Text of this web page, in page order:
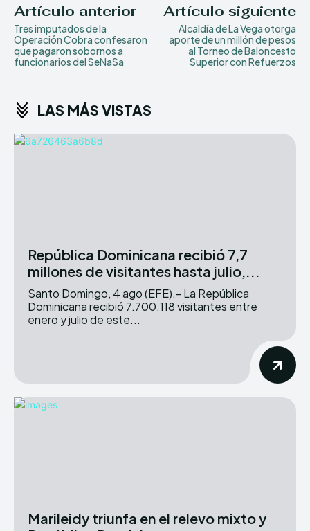
Artículo anterior
Tres imputados de la
Operación Cobra confesaron
que pagaron sobornos a
funcionarios del SeNaSa
Artículo siguiente
Alcaldía de La Vega otorga
aporte de un millón de pesos
al Torneo de Baloncesto
Superior con Refuerzos
LAS MÁS VISTAS
República Dominicana recibió 7,7
millones de visitantes hasta julio,...
Santo Domingo, 4 ago (EFE).- La República
Dominicana recibió 7.700.118 visitantes entre
enero y julio de este...
Marileidy triunfa en el relevo mixto y